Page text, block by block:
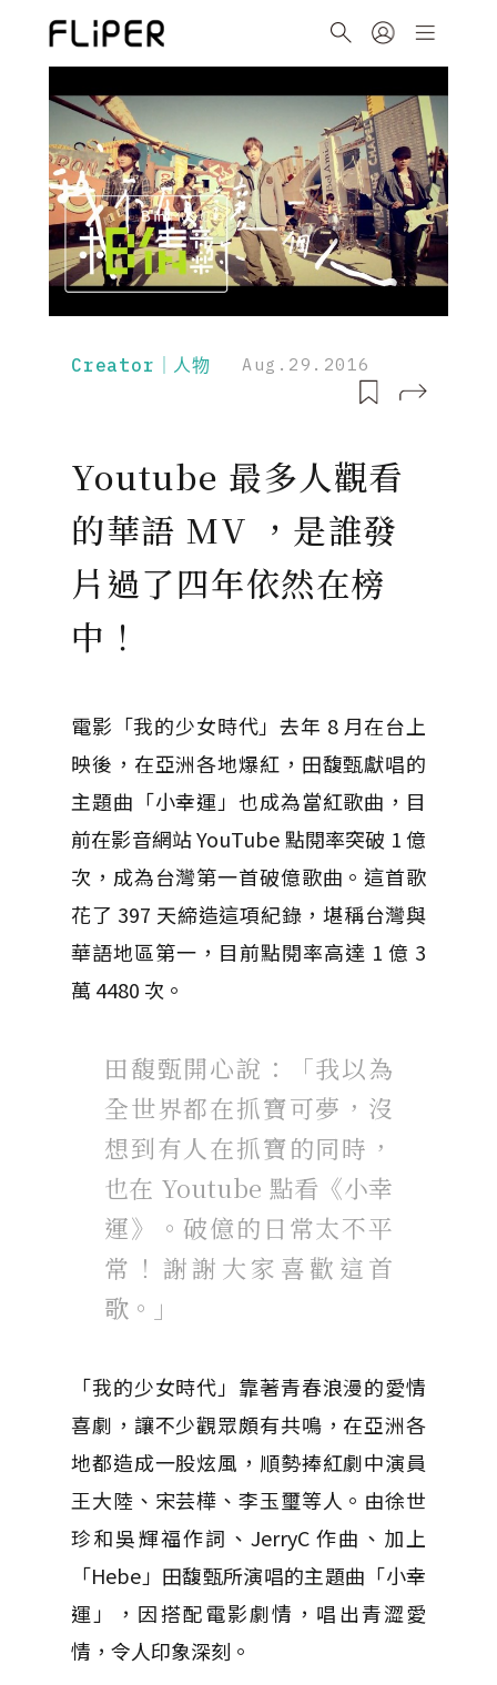
Creator｜人物 Aug.29.2016
Youtube 最多人觀看
的華語 MV ，是誰發
片過了四年依然在榜
中！
電影「我的少女時代」去年 8 月在台上
映後，在亞洲各地爆紅，田馥甄獻唱的
主題曲「小幸運」也成為當紅歌曲，目
前在影音網站 YouTube 點閱率突破 1 億
次，成為台灣第一首破億歌曲。這首歌
花了 397 天締造這項紀錄，堪稱台灣與
華語地區第一，目前點閱率高達 1 億 3
萬 4480 次。
田馥甄開心說：「我以為
全世界都在抓寶可夢，沒
想到有人在抓寶的同時，
也在 Youtube 點看《小幸
運》。破億的日常太不平
常！謝謝大家喜歡這首
歌。」
「我的少女時代」靠著青春浪漫的愛情
喜劇，讓不少觀眾頗有共鳴，在亞洲各
地都造成一股炫風，順勢捧紅劇中演員
王大陸、宋芸樺、李玉璽等人。由徐世
珍和吳輝福作詞、JerryC 作曲、加上
「Hebe」田馥甄所演唱的主題曲「小幸
運」，因搭配電影劇情，唱出青澀愛
情，令人印象深刻。